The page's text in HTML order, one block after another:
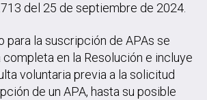
del 25 de septiembre de 2024.
para la suscripción de APAs se
en la Resolución e incluye
voluntaria previa a la solicitud
de un APA, hasta su posible